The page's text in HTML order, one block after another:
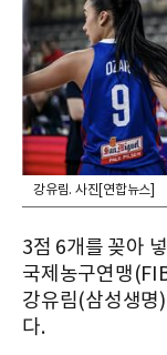
강유림. 사진[연합뉴스]
3점 6개를 꽂아
국제농구연맹
강유림(삼성생명
다.